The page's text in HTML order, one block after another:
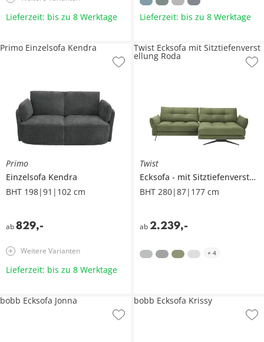
Lieferzeit: bis zu 8 Werktage Lieferzeit: bis zu 8 Werktage
Primo
Einzelsofa Kendra
BHT 198|91|102 cm
ab829,-
Primo Einzelsofa Kendra
Weitere Varianten
Lieferzeit: bis zu 8 Werktage
Twist
Ecksofa
mit Sitztiefenverstellung
BHT 280|87|177 cm
ab 2.239,-
Twist Ecksofa mit Sitztiefenverst
ellung Roda
+ 4
bobb Ecksofa Jonna bobb Ecksofa Krissy